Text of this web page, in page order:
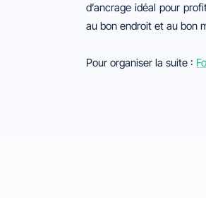
d’ancrage idéal pour
au bon endroit et au bon
Pour organiser la suite :